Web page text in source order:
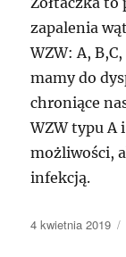
zapalenia
WZW: A,
mamy do
chroniące
WZW typu A
możliwości,
infekcją.
Opublikowano
4 kwietnia 2019